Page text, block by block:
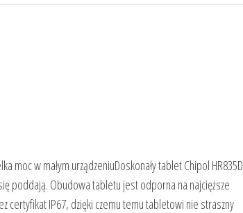
moc w małym urządzeniuDoskonały tablet Chipol HR835D
poddają. Obudowa tabletu jest odporna na najcięższe
certyfikat IP67, dzięki czemu temu tabletowi nie straszny